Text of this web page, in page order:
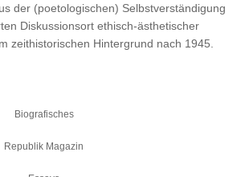
der (poetologischen) Selbstverständigung
Diskussionsort ethisch-ästhetischer
zeithistorischen Hintergrund nach 1945.
Biografisches
Republik Magazin